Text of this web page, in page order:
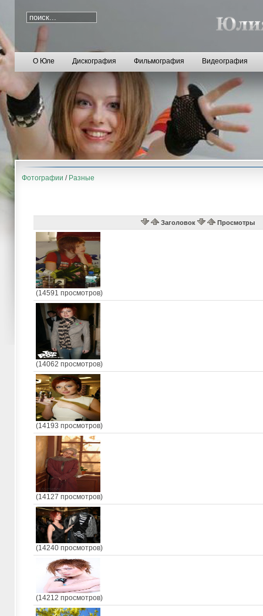
О Юле Дискография Фильмография Видеография
Фотографии / Разные
Заголовок Просмотры
(14591 просмотров)
(14062 просмотров)
(14193 просмотров)
(14127 просмотров)
(14240 просмотров)
(14212 просмотров)